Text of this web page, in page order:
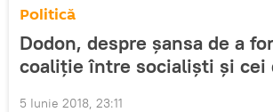
Politică
Dodon, despre șansa de a
coaliție între socialiști și cei
5 Iunie 2018, 23:11